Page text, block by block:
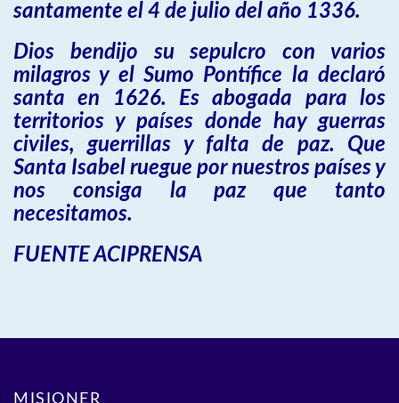
santamente el 4 de julio del año 1336.
Dios bendijo su sepulcro con varios
milagros y el Sumo Pontífice la declaró
santa en 1626. Es abogada para los
territorios y países donde hay guerras
civiles, guerrillas y falta de paz. Que
Santa Isabel ruegue por nuestros países y
nos consiga la paz que tanto
necesitamos.
FUENTE ACIPRENSA
MISIONER